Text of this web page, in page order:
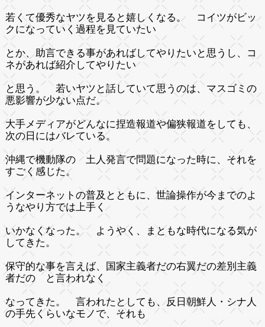
若くて優秀なヤツを見ると嬉しくなる。 コイツがビッ
クになっていく過程を見ていたい
とか、助言できる事があればしてやりたいと思うし、コ
ネがあれば紹介してやりたい
と思う。 若いヤツと話していて思うのは、マスゴミの
悪影響が少ない点だ。
大手メディアがどんなに捏造報道や偏狭報道をしても、
次の日にはバレている。
沖縄で機動隊の 土人発言で問題になった時に、それを
すごく感じた。
インターネットの普及とともに、世論操作が今までのよ
うなやり方では上手く
いかなくなった。 ようやく、まともな時代になる気が
してきた。
保守的な事を言えば、国家主義者だの右翼だの差別主義
者だの と言われなく
なってきた。 言われたとしても、反日朝鮮人・シナ人
の手先くらいなモノで、それも